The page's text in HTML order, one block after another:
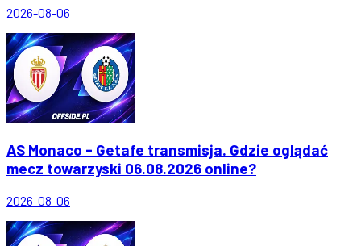
2026-08-06
AS Monaco - Getafe transmisja. Gdzie oglądać
mecz towarzyski 06.08.2026 online?
2026-08-06